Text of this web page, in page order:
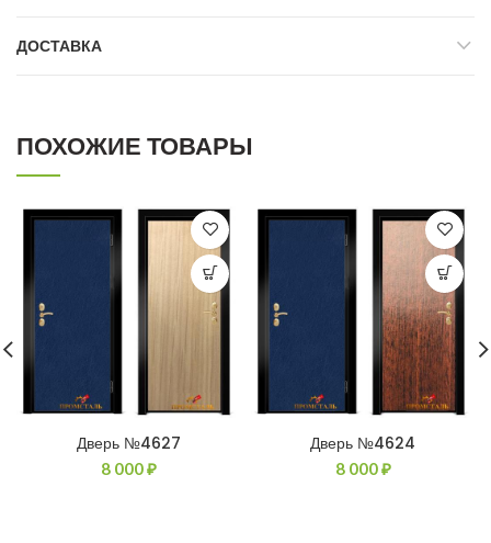
ДОСТАВКА
ПОХОЖИЕ ТОВАРЫ
Дверь №4627
8 000₽
Дверь №4624
8 000₽